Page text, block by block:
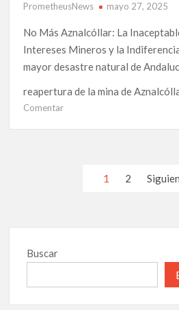
PrometheusNews mayo 27, 2025
No Más Aznalcóllar: La
Intereses Mineros y la
mayor desastre natural de
reapertura de la mina de
Comentaren
Aznalcóllar:
y
un
Nuevo
1 2
Buscar